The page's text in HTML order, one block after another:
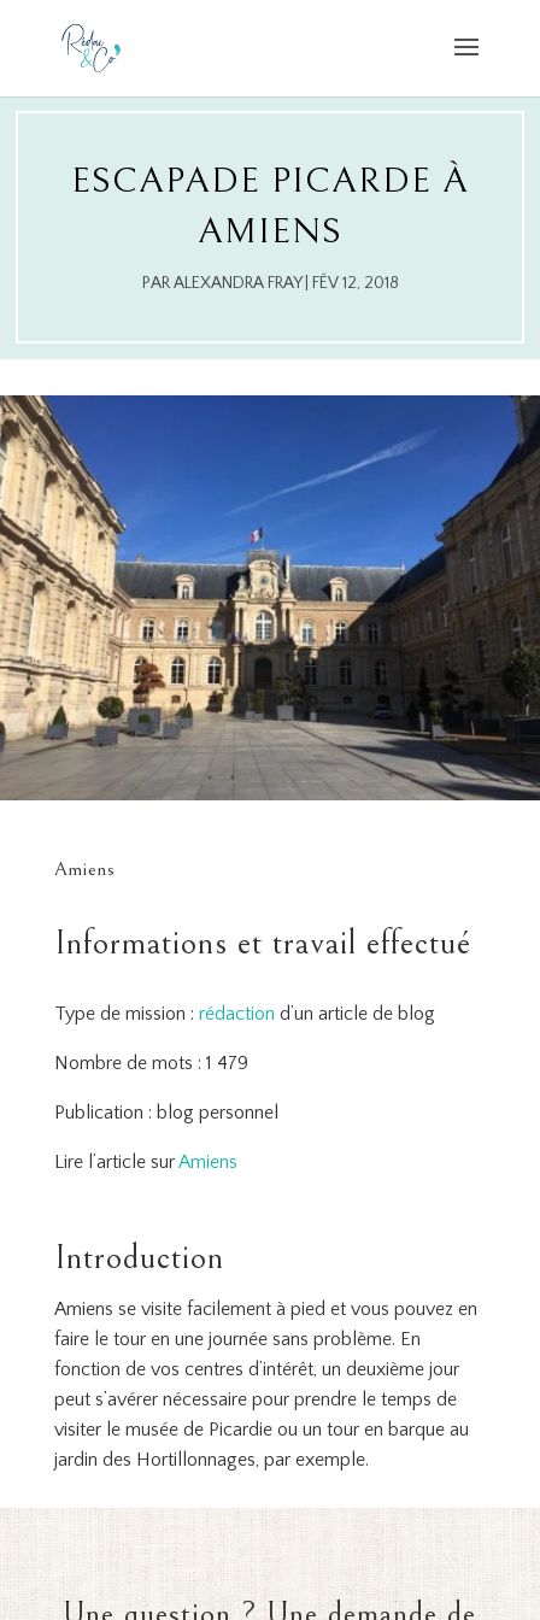
ESCAPADE PICARDE À
AMIENS
PARALEXANDRA FRAY| FÉV 12, 2018
Amiens
Informations et travail effectué
Type de mission : rédaction d’un article de blog
Nombre de mots : 1 479
Publication : blog personnel
Lire l’article surAmiens
Introduction
Amiens se visite facilement à pied et vous pouvez en
faire le tour en une journée sans problème. En
fonction de vos centres d’intérêt, un deuxième jour
peut s’avérer nécessaire pour prendre le temps de
visiter le musée de Picardie ou un tour en barque au
jardin des Hortillonnages, par exemple.